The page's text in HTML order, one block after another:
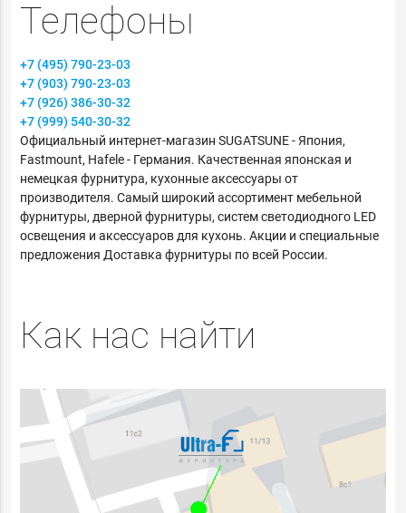
Телефоны
+7 (495) 790-23-03
+7 (903) 790-23-03
+7 (926) 386-30-32
+7 (999) 540-30-32
Официальный интернет-магазин SUGATSUNE - Япония,
Fastmount, Hafele - Германия. Качественная японская и
немецкая фурнитура, кухонные аксессуары от
производителя. Самый широкий ассортимент мебельной
фурнитуры, дверной фурнитуры, систем светодиодного LED
освещения и аксессуаров для кухонь. Акции и специальные
предложения Доставка фурнитуры по всей России.
Как нас найти